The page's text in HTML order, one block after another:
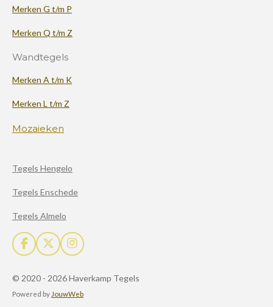
Merken G t/m P
Merken Q t/m Z
Wandtegels
Merken A t/m K
Merken L t/m Z
Mozaieken
Tegels Hengelo
Tegels Enschede
Tegels Almelo
F
a
e
b
X
I
n
t
a
© 2020 - 2026 Haverkamp Tegels
Powered by JouwWeb